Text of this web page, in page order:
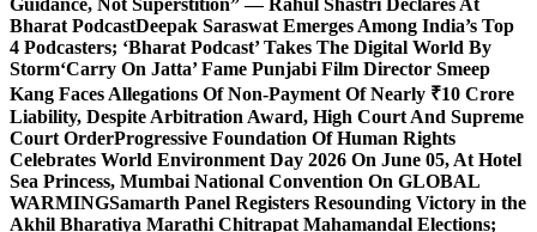
Guidance, Not Superstition” — Rahul Shastri Declares At
Bharat PodcastDeepak Saraswat Emerges Among India’s Top
4 Podcasters; ‘Bharat Podcast’ Takes The Digital World By
Storm‘Carry On Jatta’ Fame Punjabi Film Director Smeep
Kang Faces Allegations Of Non-Payment Of Nearly ₹10 Crore
Liability, Despite Arbitration Award, High Court And Supreme
Court OrderProgressive Foundation Of Human Rights
Celebrates World Environment Day 2026 On June 05, At Hotel
Sea Princess, Mumbai National Convention On GLOBAL
WARMINGSamarth Panel Registers Resounding Victory in the
Akhil Bharatiya Marathi Chitrapat Mahamandal Elections;